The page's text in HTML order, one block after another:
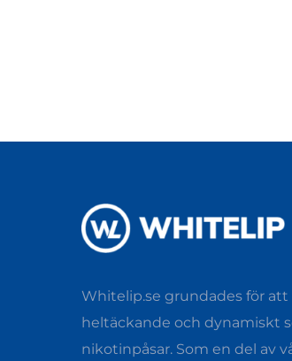
Whitelip.se grundades för
heltäckande och dynamiskt
nikotinpåsar. Som en del av